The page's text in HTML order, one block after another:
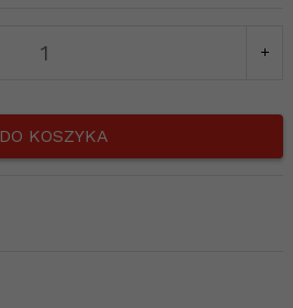
DO KOSZYKA